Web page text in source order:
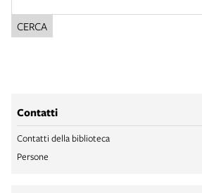
CERCA
Contatti
Contatti della biblioteca
Persone